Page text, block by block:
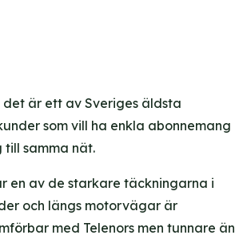
det är ett av Sveriges äldsta
som vill ha enkla abonnemang
till samma nät.
en av de starkare täckningarna i
och längs motorvägar är
med Telenors men tunnare än